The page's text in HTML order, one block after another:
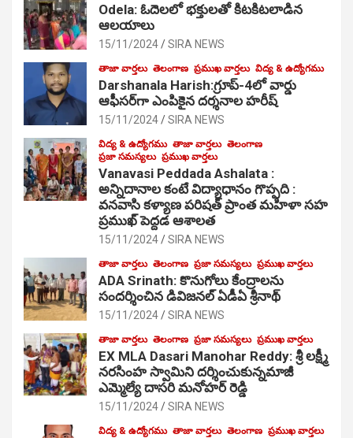
Odela: ఓదెల‌లో భక్తులతో కిటకిటలాడిన
ఆల‌యాలు
15/11/2024 SIRA NEWS
తాజా వార్తలు తెలంగాణ ప్రముఖ వార్తలు విద్య & ఉద్యోగము
Darshanala Harish:గ్రూప్-4లో వార్డు
ఆఫీసర్‌గా ఎంపికైన దర్శనాల హరీష్
15/11/2024 SIRA NEWS
విద్య & ఉద్యోగము తాజా వార్తలు తెలంగాణ
ప్రజా సమస్యలు ప్రముఖ వార్తలు
Vanavasi Peddada Ashalata :
అన్నిదానాల కంటే విద్యాధానం గొప్పది :
వనవాసి కళ్యాణ పరిషత్ ప్రాంత మహిళా సహ
ప్రముఖ్ పెద్దడ ఆశాలత
15/11/2024 SIRA NEWS
తాజా వార్తలు తెలంగాణ ప్రజా సమస్యలు ప్రముఖ వార్తలు
ADA Srinath: కొనుగోలు కేంద్రాల‌ను
సంద‌ర్శించిన డివిజనల్ ఏడీఏ శ్రీనాథ్
15/11/2024 SIRA NEWS
తాజా వార్తలు తెలంగాణ ప్రజా సమస్యలు ప్రముఖ వార్తలు
EX MLA Dasari Manohar Reddy: శ్రీ లక్ష్మీ
నరసింహ స్వామిని దర్శించుకున్నమాజీ
ఎమ్మెల్యే దాసరి మనోహర్ రెడ్డి
15/11/2024 SIRA NEWS
విద్య & ఉద్యోగము తాజా వార్తలు తెలంగాణ ప్రముఖ వార్తలు